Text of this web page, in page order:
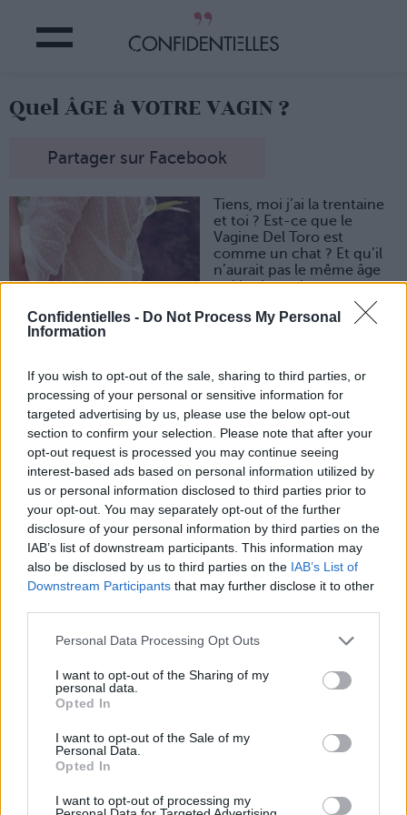
Confidentielles - Do Not Process My Personal
Information
If you wish to opt-out of the sale, sharing to third parties, or
processing of your personal or sensitive information for
targeted advertising by us, please use the below opt-out
section to confirm your selection. Please note that after your
opt-out request is processed you may continue seeing
interest-based ads based on personal information utilized by
us or personal information disclosed to third parties prior to
your opt-out. You may separately opt-out of the further
disclosure of your personal information by third parties on the
IAB’s list of downstream participants. This information may
also be disclosed by us to third parties on the IAB’s List of
Downstream Participants that may further disclose it to other
Personal Data Processing Opt Outs
I want to opt-out of the Sharing of my
personal data.
Opted In
I want to opt-out of the Sale of my
Personal Data.
Opted In
I want to opt-out of processing my
Quel ÂGE à VOTRE VAGIN ?
Partager sur Facebook
Tiens, moi j’ai la trentaine
et toi ? Est-ce que le
Vagine Del Toro est
comme un chat ? Et qu’il
n’aurait pas le même âge
qui les humains ?
Mais c’est vrai tiens dis
donc, avec ce qu’on lui a
que nous ? Oh mon dieu !
Et si notre vagin avait déjà
soixante-dix ans ?
1.Le vagin a l’âge de son
expérience… A-t-il été
gourmand, alcoolique ou
plutôt ascète ?
Euh bah euh… Bah les trois. Mais souvent bourré, en
s’en souvenant plus trop bien ? Ça compte comme une
demie année ?
Nan mais c’est pour de faux, un vagin, c’est comme
une mouette, ça ne vieillit pas.
comment elles entretiennent leur vagin pour leur piquer
Mais est-ce que les mouettes ont un vagin ?
Bref, ne nous perdons pas encore du temps sur
utérus où se forme l’œuf puis un vagin ou termine de se
former la coquille).
Revenons-en à nos vagins : l’âge du vagin dépend de
votre personnalité. Voilà, si vous êtes caractérielle, votre
vagin a la quarantaine : il sait ce qu’il veut et ne se fait